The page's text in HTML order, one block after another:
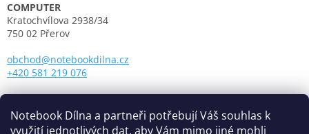
Notebook Dílna a partneři potřebují Váš souhlas k
využití jednotlivých dat, aby Vám mimo jiné mohli
COMPUTER
Kratochvílova 2938/34
750 02 Přerov
obchod@notebookdilna.cz
+420 581 219 076
Otevírací doba:
Pondělí - Pátek: 9.00 - 17.00